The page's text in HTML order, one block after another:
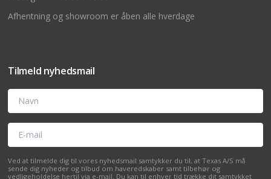
Afhentning og showroom er åben alle hverdage
Tilmeld nyhedsmail
Navn
E-mail
Ved at tilmelde dig til vores nyhedsmail samtykker du til, at Texas A/S må
sende dig nyheder og tilbud om haveredskaber samt tilbehør og
vedligeholdelse hertil via e-mail. Du kan til enhver tid trække dit samtykket